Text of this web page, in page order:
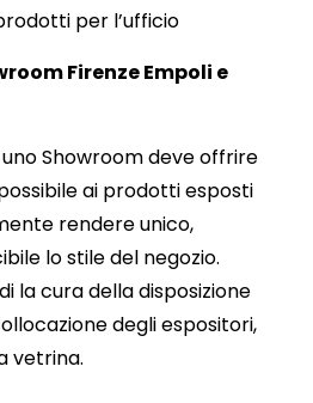
per l’ufficio
Firenze Empoli e
Showroom deve offrire
ai prodotti esposti
rendere unico,
lo stile del negozio.
la cura della disposizione
degli espositori,
vetrina.